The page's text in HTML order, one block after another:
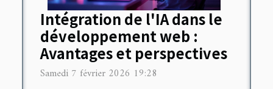
Intégration de l'IA dans le
développement web :
Avantages et perspectives
Samedi 7 février 2026 19:28